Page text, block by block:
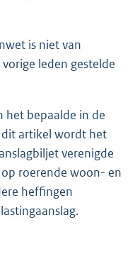
is niet van
leden gestelde
het bepaalde in de
artikel wordt het
verenigde
roerende woon- en
heffingen